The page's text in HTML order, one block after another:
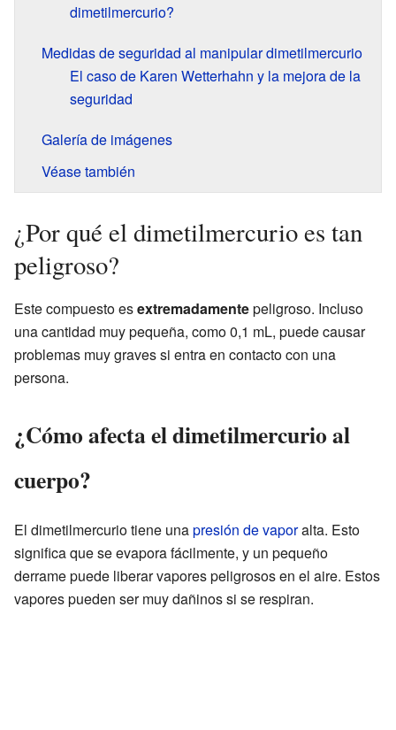
dimetilmercurio?
Medidas de seguridad al manipular dimetilmercurio
El caso de Karen Wetterhahn y la mejora de la
seguridad
Galería de imágenes
Véase también
¿Por qué el dimetilmercurio es tan
peligroso?
Este compuesto esextremadamentepeligroso. Incluso
una cantidad muy pequeña, como 0,1 mL, puede causar
problemas muy graves si entra en contacto con una
persona.
¿Cómo afecta el dimetilmercurio al
cuerpo?
El dimetilmercurio tiene unapresión de vaporalta. Esto
significa que se evapora fácilmente, y un pequeño
derrame puede liberar vapores peligrosos en el aire. Estos
vapores pueden ser muy dañinos si se respiran.